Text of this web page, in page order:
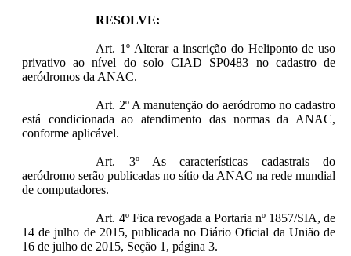
RESOLVE:
Art. 1º Alterar a inscrição do Heliponto de uso
privativo ao nível do solo CIAD SP0483 no cadastro de
aeródromos da ANAC.
Art. 2º A manutenção do aeródromo no cadastro
está condicionada ao atendimento das normas da ANAC,
conforme aplicável.
Art. 3º As características cadastrais do
aeródromo serão publicadas no sítio da ANAC na rede mundial
de computadores.
Art. 4º Fica revogada a Portaria nº 1857/SIA, de
14 de julho de 2015, publicada no Diário Oficial da União de
16 de julho de 2015, Seção 1, página 3.